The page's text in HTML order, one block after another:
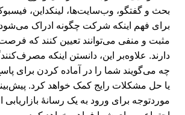
بحث و گفتگو، وب‌سایت‌ها، لینکداین،
برای فهم اینکه شرکت چگونه ادراک
مثبت و منفی می‌توانند تعیین کنند که
دارند. علاوه‌بر این، دانستن اینکه
چه می‌گویند شما را در آماده کردن برای
یا حل مشکلات رایج کمک خواهد کرد.
موردتوجه برای ورود به یک رسانۀ